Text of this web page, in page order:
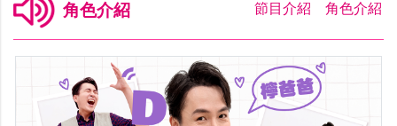
角色介紹 節目介紹 角色介紹